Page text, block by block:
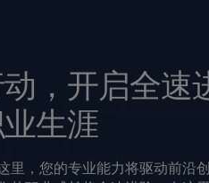
，开启全速
生涯
里，您的专业能力将驱动前沿